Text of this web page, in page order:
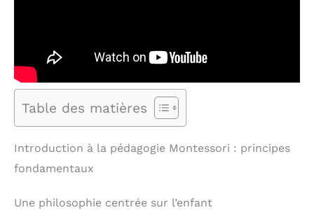
Table des matières
Introduction à la pédagogie Montessori : principes
fondamentaux
Une philosophie centrée sur l’enfant